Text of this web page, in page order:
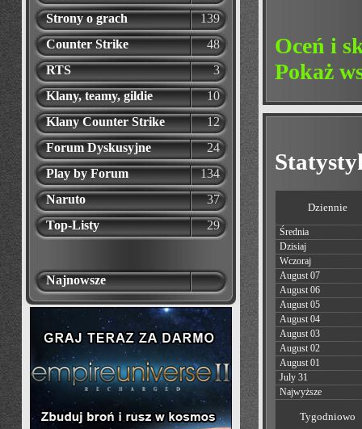
Strony o grach
139
Counter Strike
48
RTS
3
Klany, teamy, gildie
10
Klany Counter Strike
12
Forum Dyskusyjne
24
Play by Forum
134
Naruto
37
Top-Listy
29
Najnowsze
Oceń i
Pokaż
Dziennie
Średnia
Dzisiaj
Wczoraj
August 07
August 06
August 05
August 04
August 03
August 02
August 01
July 31
Najwyższe
Tygodniowo